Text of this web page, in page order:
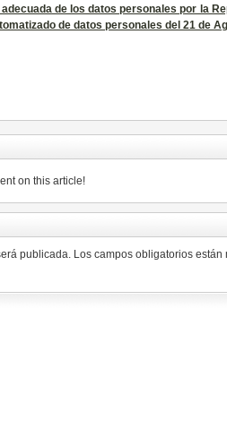
de los datos personales por la
de datos personales del 21 de
on this article!
publicada. Los campos obligatorios están